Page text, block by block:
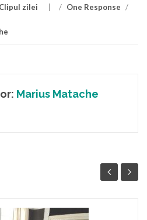
Clipul zilei / One Response /
Marius Matache